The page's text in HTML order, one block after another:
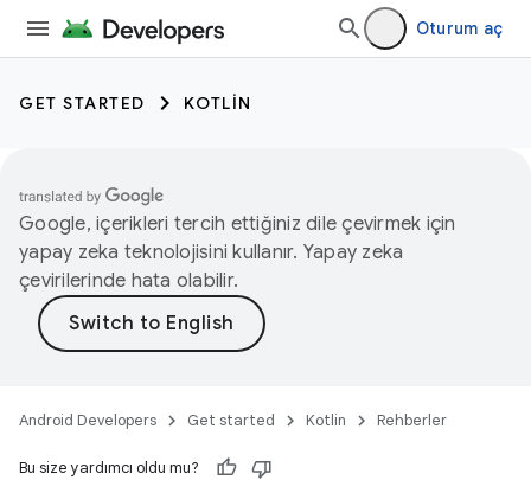
Oturum aç
GET STARTED KOTLIN
Google, içerikleri tercih ettiğiniz dile çevirmek için
yapay zeka teknolojisini kullanır. Yapay zeka
çevirilerinde hata olabilir.
Android Developers Get started Kotlin Rehberler
Bu size yardımcı oldu mu?